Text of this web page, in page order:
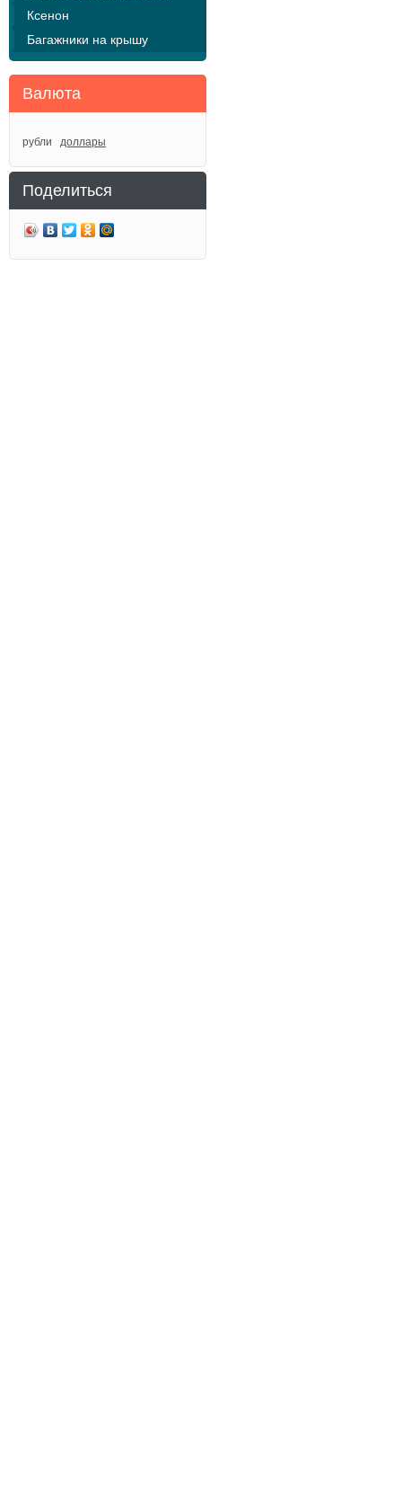
Ксенон
Багажники на крышу
Валюта
рубли доллары
Поделиться